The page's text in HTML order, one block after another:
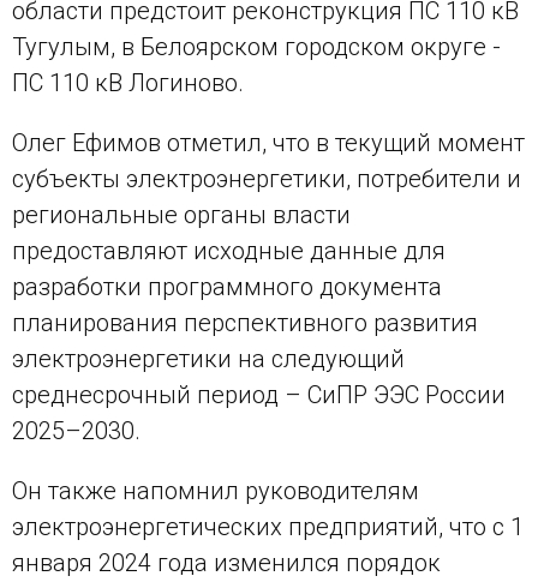
области предстоит реконструкция ПС 110 кВ
Тугулым, в Белоярском городском округе -
ПС 110 кВ Логиново.
Олег Ефимов отметил, что в текущий момент
субъекты электроэнергетики, потребители и
региональные органы власти
предоставляют исходные данные для
разработки программного документа
планирования перспективного развития
электроэнергетики на следующий
среднесрочный период – СиПР ЭЭС России
2025–2030.
Он также напомнил руководителям
электроэнергетических предприятий, что с 1
января 2024 года изменился порядок